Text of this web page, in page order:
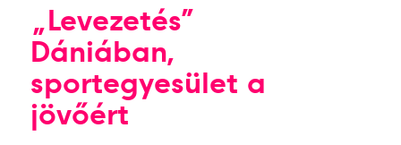
„Levezetés”
Dániában,
sportegyesület a
jövőért